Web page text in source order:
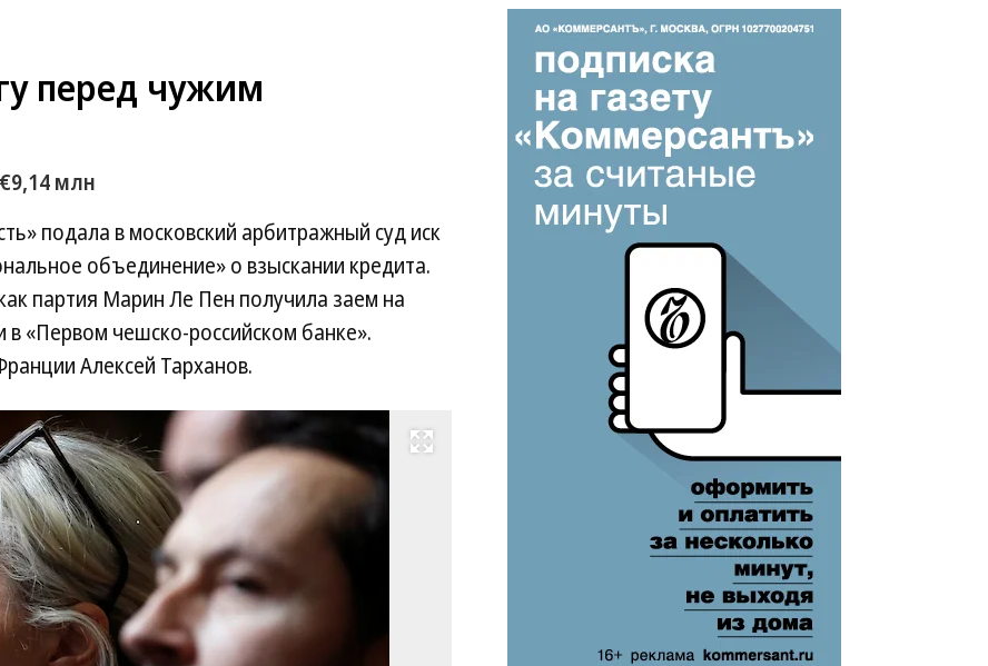
перед чужим
млн
подала в московский арбитражный суд иск
объединение» о взыскании кредита.
партия Марин Ле Пен получила заем на
«Первом чешско-российском банке».
Алексей Тарханов.
Развернуть на весь экран